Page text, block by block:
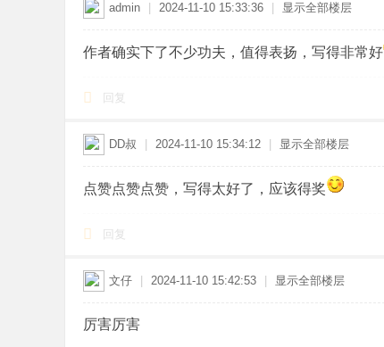
admin 2024-11-10 15:33:36 显示全部楼层
作者确实下了不少功夫，值得表扬，写得非常好
回复
DD叔 2024-11-10 15:34:12 显示全部楼层
点赞点赞点赞，写得太好了，应该得奖
回复
文仔 2024-11-10 15:42:53 显示全部楼层
厉害厉害